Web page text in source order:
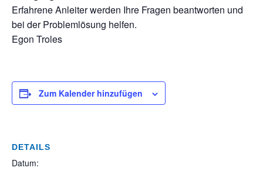
Erfahrene Anleiter werden Ihre Fragen beantworten und
bei der Problemlösung helfen.
Egon Troles
Zum Kalender hinzufügen
DETAILS
Datum: